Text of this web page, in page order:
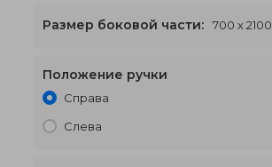
2400 x 2100€648
Размер боковой части: 700 x 2100
Положение ручки
Справа
Слева